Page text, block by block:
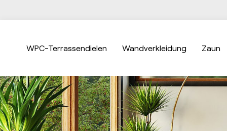
WPC-Terrassendielen Wandverkleidung Zaun